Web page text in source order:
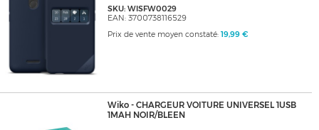
SKU: WISFW0029
EAN: 3700738116529
Prix de vente moyen constaté: 19,99 €
Wiko - CHARGEUR VOITURE UNIVERSEL 1USB
1MAH NOIR/BLEEN